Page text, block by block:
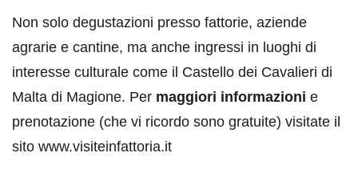
Non solo degustazioni presso fattorie, aziende
agrarie e cantine, ma anche ingressi in luoghi di
interesse culturale come il Castello dei Cavalieri di
Malta di Magione. Per maggiori informazioni e
prenotazione (che vi ricordo sono gratuite) visitate il
sito www.visiteinfattoria.it